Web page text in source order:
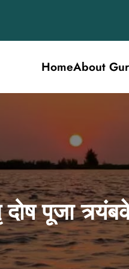
HomeAbout
दोष पूजा